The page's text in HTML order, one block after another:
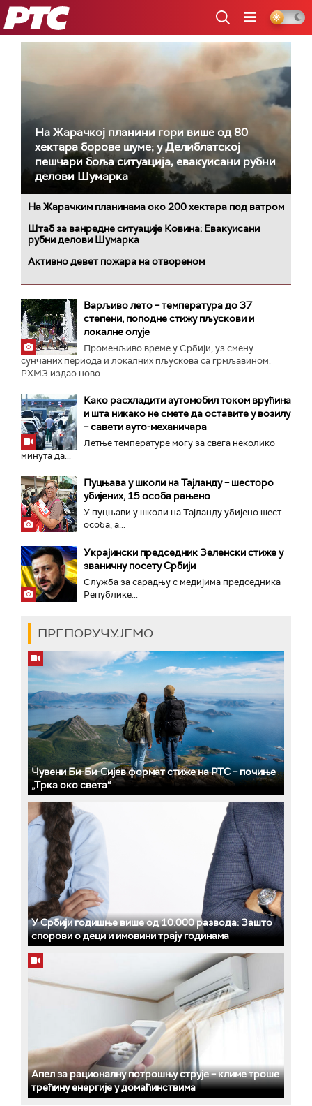
РТС
На Жарачкој планини гори више од 80
хектара борове шуме; у Делиблатској
пешчари боља ситуација, евакуисани рубни
делови Шумарка
На Жарачким планинама око 200 хектара под ватром
Штаб за ванредне ситуације Ковина: Евакуисани
рубни делови Шумарка
Активно девет пожара на отвореном
Варљиво лето – температура до 37
степени, поподне стижу пљускови и
локалне олује
Променљиво време у Србији, уз смену
сунчаних периода и локалних пљускова са грмљавином.
РХМЗ издао ново...
Како расхладити аутомобил током врућина
и шта никако не смете да оставите у возилу
– савети ауто-механичара
Летње температуре могу за свега неколико
минута да...
Пуцњава у школи на Тајланду – шесторо
убијених, 15 особа рањено
У пуцњави у школи на Тајланду убијено шест
особа, а...
Украјински председник Зеленски стиже у
званичну посету Србији
Служба за сарадњу с медијима председника
Републике...
ПРЕПОРУЧУЈЕМО
Чувени Би-Би-Сијев формат стиже на РТС – почиње
„Трка око света“
У Србији годишње више од 10.000 развода: Зашто
спорови о деци и имовини трају годинама
Апел за рационалну потрошњу струје – климе троше
трећину енергије у домаћинствима